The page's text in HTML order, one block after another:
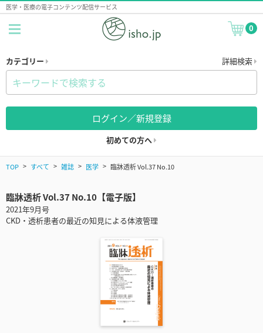
医学・医療の電子コンテンツ配信サービス
0
カテゴリー 詳細検索
ログイン／新規登録
初めての方へ
TOP すべて 雑誌 医学 臨牀透析 Vol.37 No.10
臨牀透析 Vol.37 No.10【電子版】
2021年9月号
CKD・透析患者の最近の知見による体液管理